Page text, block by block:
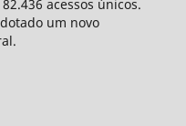
acessos únicos.
um novo